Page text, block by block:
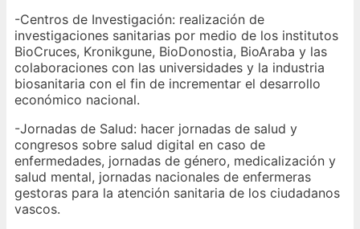
-Centros de Investigación: realización de
investigaciones sanitarias por medio de los institutos
BioCruces, Kronikgune, BioDonostia, BioAraba y las
colaboraciones con las universidades y la industria
biosanitaria con el fin de incrementar el desarrollo
económico nacional.
-Jornadas de Salud: hacer jornadas de salud y
congresos sobre salud digital en caso de
enfermedades, jornadas de género, medicalización y
salud mental, jornadas nacionales de enfermeras
gestoras para la atención sanitaria de los ciudadanos
vascos.